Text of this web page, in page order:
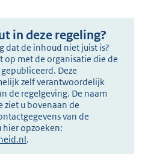
in deze regeling?
dat de inhoud niet juist is?
op met de organisatie die de
Deze
zelf verantwoordelijk
de regelgeving. De naam
ziet u bovenaan de
van de
hier opzoeken:
.